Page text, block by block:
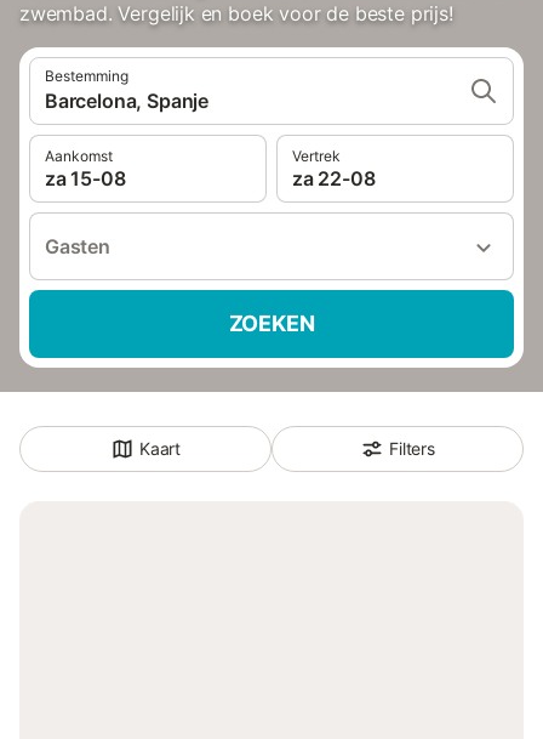
zwembad. Vergelijk en boek voor de beste prijs!
Bestemming
Barcelona, Spanje
Aankomst
za 15-08
Vertrek
za 22-08
Gasten
ZOEKEN
Kaart Filters